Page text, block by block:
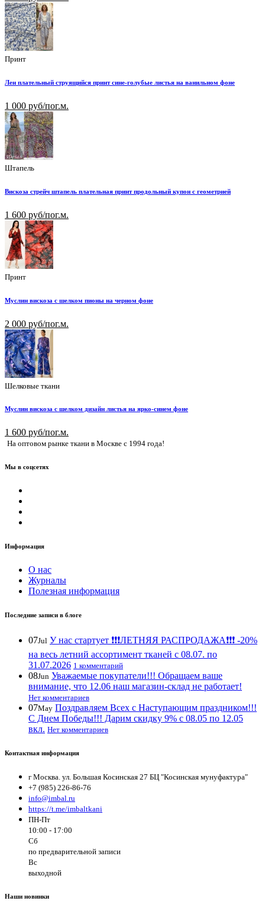
Принт
Лен плательный струящийся принт сине-голубые листья на ванильном фоне
1 000 руб/пог.м.
Штапель
Вискоза стрейч штапель плательная принт продольный купон с геометрией
1 600 руб/пог.м.
Принт
Муслин вискоза с шелком пионы на черном фоне
2 000 руб/пог.м.
Шелковые ткани
Муслин вискоза с шелком дизайн листья на ярко-синем фоне
1 600 руб/пог.м.
На оптовом рынке ткани в Москве с 1994 года!
Мы в соцсетях
Информация
О нас
Журналы
Полезная информация
Последние записи в блоге
07Jul У нас стартует ❗️❗️❗️ЛЕТНЯЯ РАСПРОДАЖА❗️❗️❗️ -20%
на весь летний ассортимент тканей с 08.07. по
31.07.2026 1 комментарий
08Jun Уважаемые покупатели!!! Обращаем ваше
внимание, что 12.06 наш магазин-склад не работает!
Нет комментариев
07May Поздравляем Всех с Наступающим праздником!!!
С Днем Победы!!! Дарим скидку 9% с 08.05 по 12.05
вкл. Нет комментариев
Контактная информация
г Москва. ул. Большая Косинская 27 БЦ "Косинская мунуфактура"
+7 (985) 226-86-76
info@imbal.ru
https://t.me/imbaltkani
ПН-Пт
10:00 - 17:00
Сб
по предварительной записи
Вс
выходной
Наши новинки